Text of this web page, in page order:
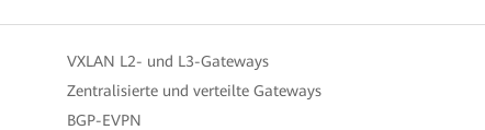
VXLAN L2- und L3-Gateways
Zentralisierte und verteilte Gateways
BGP-EVPN